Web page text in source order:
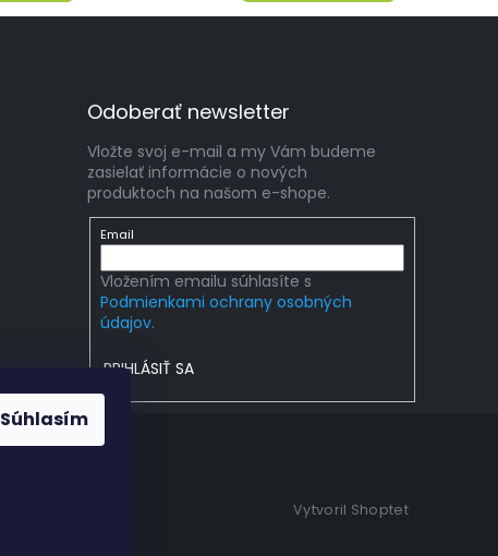
Súhlasím
Odoberať newsletter
Vložte svoj e-mail a my Vám budeme
zasielať informácie o nových
produktoch na našom e-shope.
Email
Vložením emailu súhlasíte s
Podmienkami ochrany osobných
údajov.
PRIHLÁSIŤ SA
Vytvoril Shoptet